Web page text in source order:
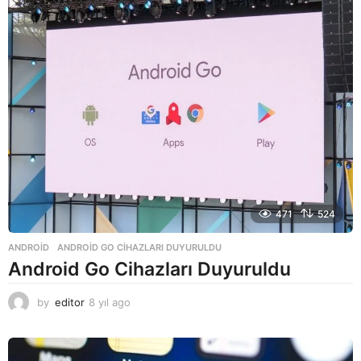
g
471 524
ANDROID ANDROID GO CIHAZLARI DUYURULDU
Android Go Cihazları Duyuruldu
by editor 8 yıl ago